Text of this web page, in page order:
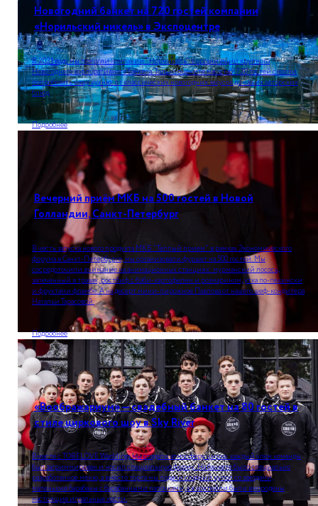
Новогодний банкет на 720 гостей компании
«Норильский никель» в Экспоцентре
В 2021 году мы помогли компании "Норникель" в организации крупного
Новогоднего корпоративного банкета. Только оцените масштаб! 720 гостей смогли
попробовать нашу кухню: от классических новогодних закусок до наших авторских
блюд.
Подробнее
Вечерний приём МКБ на 500 гостей в Новой
Голландии, Санкт-Петербург
В честь запуска нового продукта МКБ "Теплый прием" в рамках Экономического
форума в Санкт-Петербурге, мы организовали фуршет на 500 гостей. Мы
сосредоточили внимание на анимационных станциях: мурманский лосось,
запеченный в травах, ростбиф с бэби-картофелем и розмарином, утка по-пекински
и фруктами фламбе. А на десерт мини-пирожное Павлова от нашего шеф-кондитера
Натальи Тарасовой.
Подробнее
«Воображариум» — свадебный банкет на 80 гостей в
стиле циркового шоу в Sky River
Вместе с TOBELOVE Weddings мы создали атмосферу цирка: каждый член команды
был загриммирован и носил специальную форму. На банкете было специально
разработанное меню, а вместо торта мы подали сладкий купол со звездами,
маленькие барабаны с барабанными палочками, а в коктейли были вмородены
настоящие игральные кости.